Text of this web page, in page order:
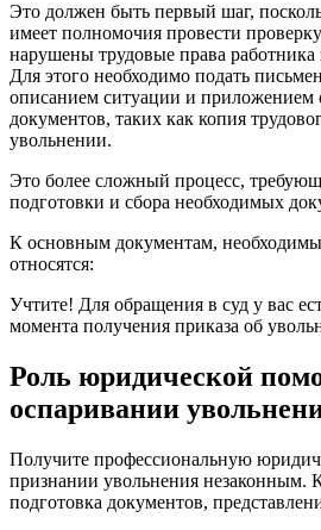
Это должен быть первый шаг,
имеет полномочия провести
нарушены трудовые права работника
Для этого необходимо подать
описанием ситуации и приложением
документов, таких как копия
увольнении.
Это более сложный процесс,
подготовки и сбора необходимых
К основным документам,
относятся:
Учтите! Для обращения в суд у вас
момента получения приказа об
Роль юридической
оспаривании
Получите профессиональную
признании увольнения незаконным.
подготовка документов,